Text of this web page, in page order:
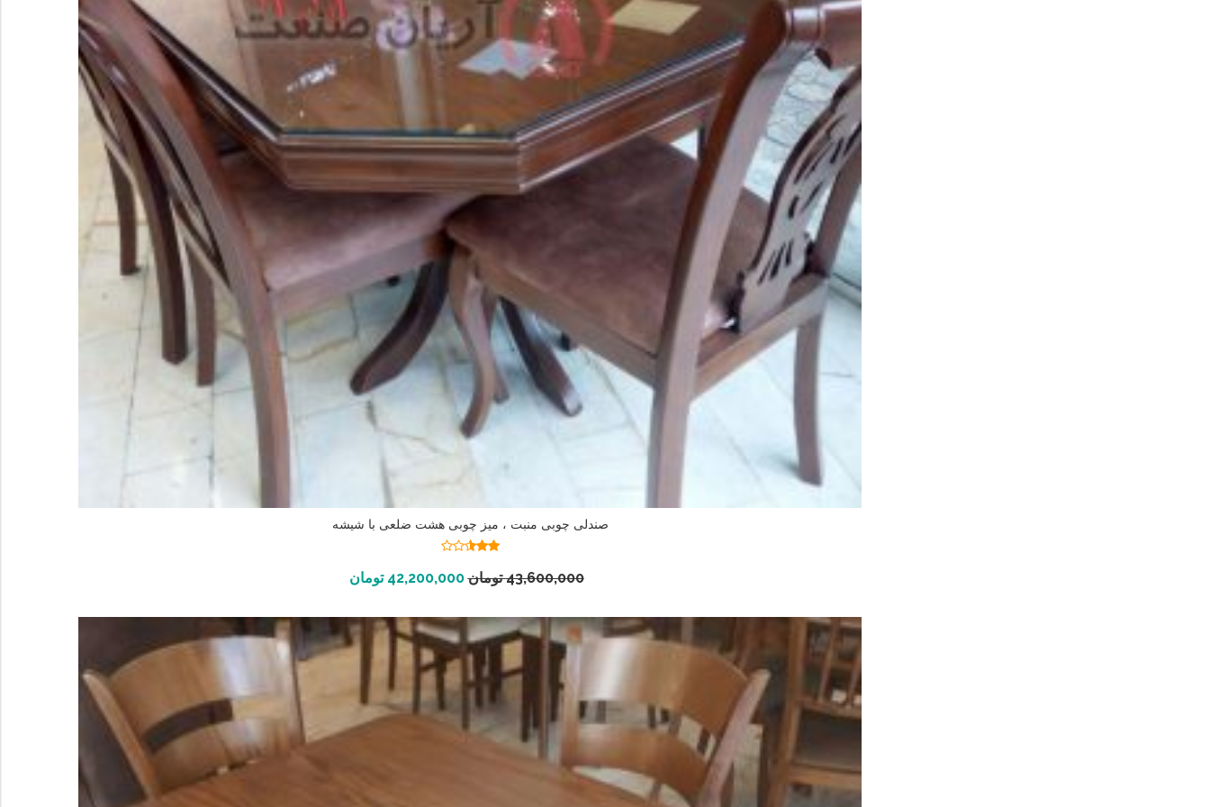
صندلی چوبی منبت ، میز چوبی هشت ضلعی با شیشه
2.50
از 5
43,600,000 تومان 42,200,000 تومان افزودن به سبد خرید